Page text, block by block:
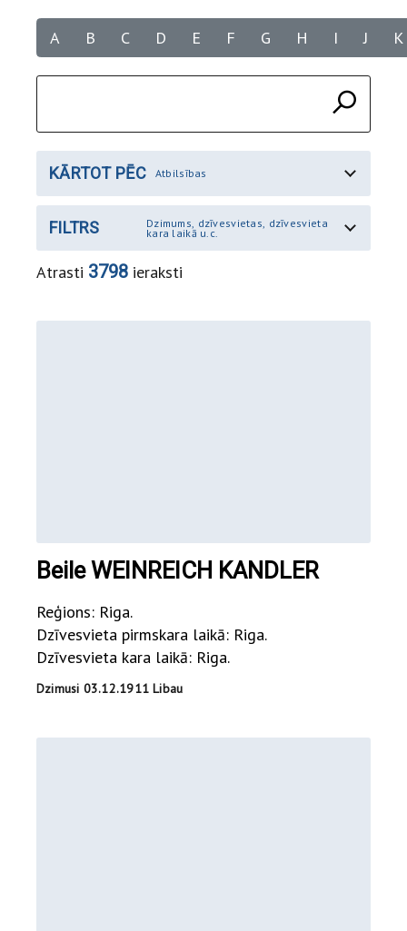
A B C D E F G H I J K
KĀRTOT PĒC Atbilsības
FILTRS Dzimums, dzīvesvietas, dzīvesvieta
kara laikā u.c.
Atrasti 3798 ieraksti
Beile WEINREICH KANDLER
Reģions: Riga.
Dzīvesvieta pirmskara laikā: Riga.
Dzīvesvieta kara laikā: Riga.
Dzimusi 03.12.1911 Libau